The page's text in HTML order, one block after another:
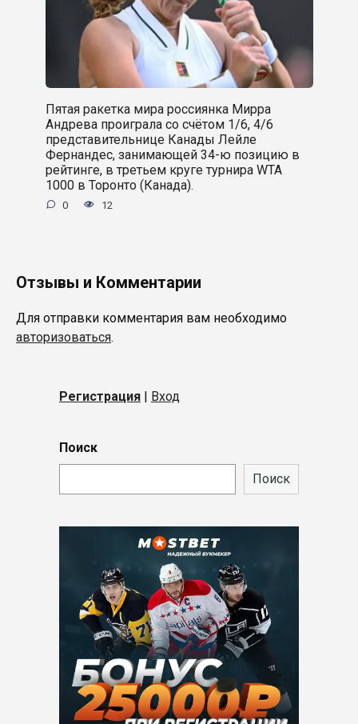
Пятая ракетка мира россиянка Мирра
Андрева проиграла со счётом 1/6, 4/6
представительнице Канады Лейле
Фернандес, занимающей 34-ю позицию в
рейтинге, в третьем круге турнира WTA
1000 в Торонто (Канада).
0 12
Отзывы и Комментарии
Для отправки комментария вам необходимо
авторизоваться.
Регистрация | Вход
Поиск
Поиск